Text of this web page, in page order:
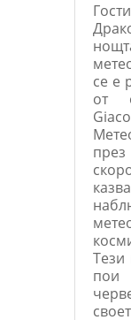
се е
от
Тези
пои